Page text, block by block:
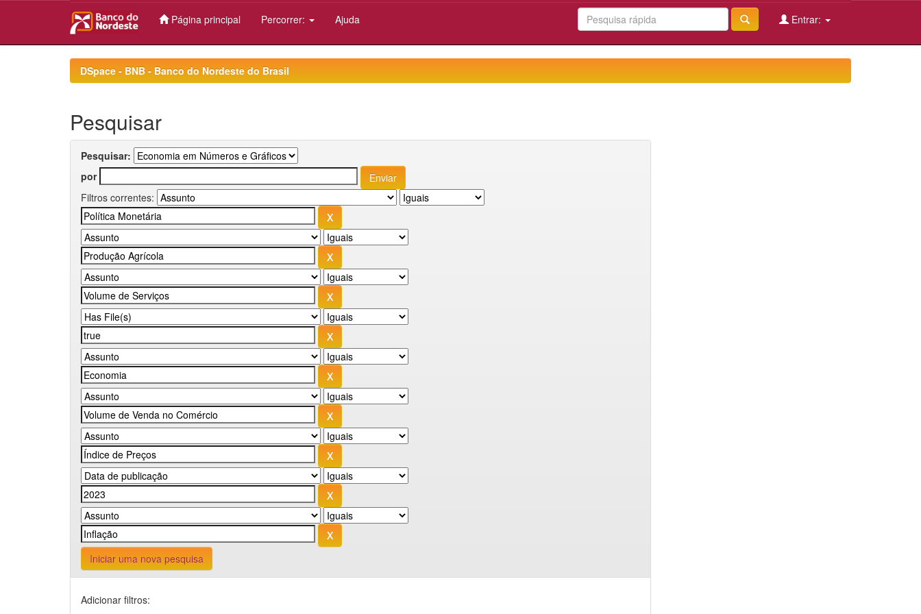
Página principal Percorrer: Ajuda Entrar:
DSpace - BNB - Banco do Nordeste do Brasil
Pesquisar
Pesquisar:
por
Filtros correntes:
Iniciar uma nova pesquisa
Adicionar filtros: